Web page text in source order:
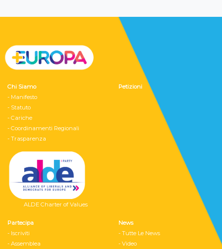
Chi Siamo
- Manifesto
- Statuto
- Cariche
- Coordinamenti Regionali
- Trasparenza
ALDE Charter of Values
Petizioni
Partecipa
- Iscriviti
- Assemblea
News
- Tutte Le News
- Video